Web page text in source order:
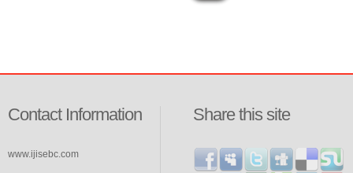
Share this site
Contact Information
www.ijisebc.com